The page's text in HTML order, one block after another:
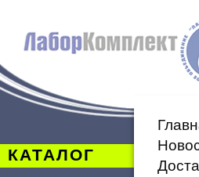
КАТАЛОГ